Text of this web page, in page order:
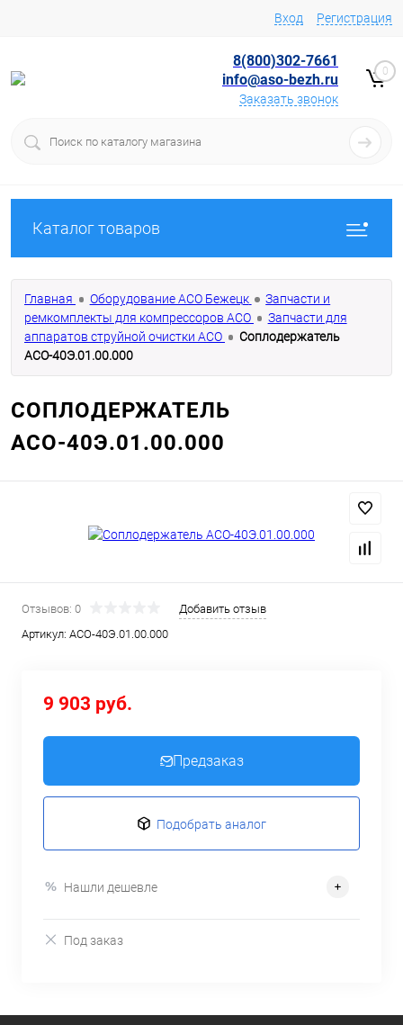
Вход Регистрация
8(800)302-7661
info@aso-bezh.ru
Заказать звонок
0
Каталог товаров
Главная Оборудование АСО Бежецк
Запчасти и
ремкомплекты для компрессоров АСО
Запчасти для
аппаратов струйной очистки АСО
Соплодержатель
АСО-40Э.01.00.000
СОПЛОДЕРЖАТЕЛЬ
АСО-40Э.01.00.000
Отзывов: 0
Добавить отзыв
Артикул: АСО-40Э.01.00.000
9 903 руб.
Предзаказ
Подобрать аналог
Нашли дешевле
Под заказ